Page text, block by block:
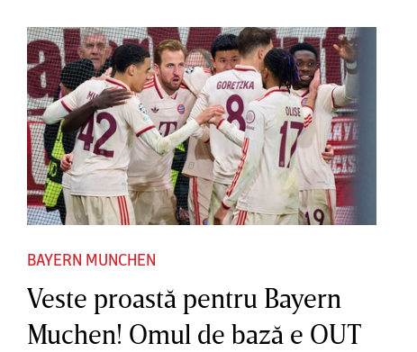
BAYERN MUNCHEN
Veste proastă pentru Bayern
Muchen! Omul de bază e OUT